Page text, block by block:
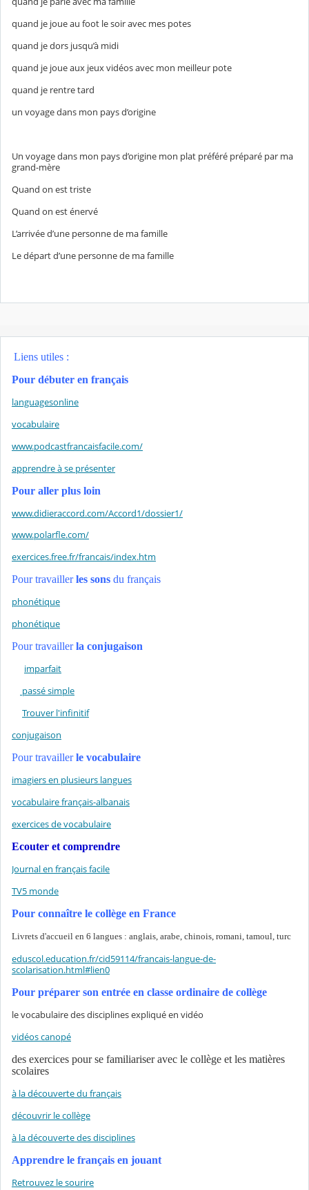
quand je joue au foot le soir avec mes potes
quand je dors jusqu’à midi
quand je joue aux jeux vidéos avec mon meilleur pote
quand je rentre tard
un voyage dans mon pays d’origine
Un voyage dans mon pays d’origine mon plat préféré préparé par ma
grand-mère
Quand on est triste
Quand on est énervé
L’arrivée d’une personne de ma famille
Le départ d’une personne de ma famille
Liens utiles :
Pour débuter en français
languagesonline
vocabulaire
www.podcastfrancaisfacile.com/
apprendre à se présenter
Pour aller plus loin
www.didieraccord.com/Accord1/dossier1/
www.polarfle.com/
exercices.free.fr/francais/index.htm
Pour travaillerles sons du français
phonétique
phonétique
Pour travaillerla conjugaison
imparfait
passé simple
Trouver l'infinitif
conjugaison
Pour travaillerle vocabulaire
imagiers en plusieurs langues
vocabulaire français-albanais
exercices de vocabulaire
Ecouter et comprendre
Journal en français facile
TV5 monde
Pour connaître le collège en France
Livrets d'accueil en 6 langues : anglais, arabe, chinois, romani, tamoul, turc
eduscol.education.fr/cid59114/francais-langue-de-
scolarisation.html#lien0
Pour préparer son entrée en classe ordinaire de collège
le vocabulaire des disciplines expliqué en vidéo
vidéos canopé
des exercices pour se familiariser avec le collège et les matières
scolaires
à la découverte du français
découvrir le collège
à la découverte des disciplines
Apprendre le français en jouant
Retrouvez le sourire